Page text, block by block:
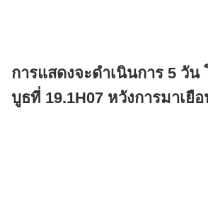
การแสดงจะดําเนินการ 5 วัน
บูธที่ 19.1H07 หวังการมาเยื